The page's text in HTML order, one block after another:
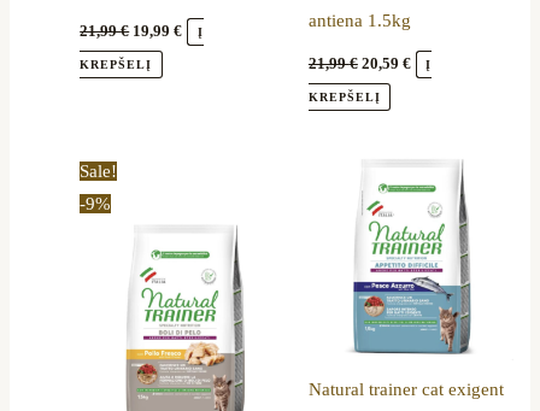
21,99€ 19,99€ Į
KREPŠELĮ
antiena 1.5kg
21,99€ 20,59 € Į
KREPŠELĮ
Sale!
-9%
23,19 €.21,19 €.
Natural trainer cat exigent